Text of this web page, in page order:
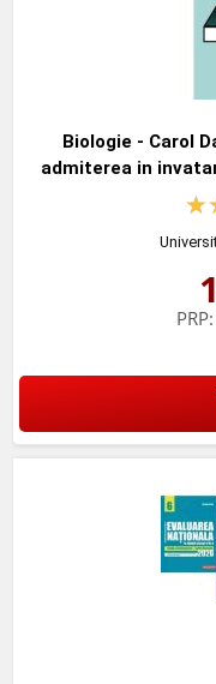
Biologie - Carol
admiterea in
PRP: